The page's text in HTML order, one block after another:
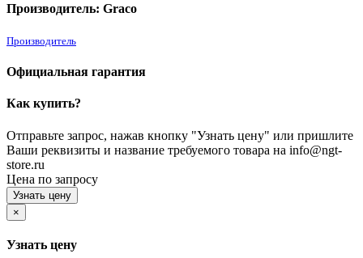
Производитель: Graco
Производитель
Официальная гарантия
Как купить?
Отправьте запрос, нажав кнопку "Узнать цену" или пришлите
Ваши реквизиты и название требуемого товара на info@ngt-
store.ru
Цена по запросу
Узнать цену
×
Узнать цену